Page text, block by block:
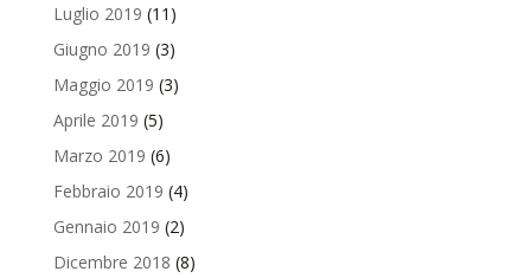
Luglio 2019 (11)
Giugno 2019 (3)
Maggio 2019 (3)
Aprile 2019 (5)
Marzo 2019 (6)
Febbraio 2019 (4)
Gennaio 2019 (2)
Dicembre 2018 (8)